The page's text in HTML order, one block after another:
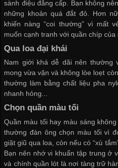
sành điệu đẳng cấp. Bạn không
những khoản quá đắt đỏ. Hơn
khiến nàng “coi thường” vì mất
muốn cạnh tranh với quần chíp của
Qua loa đại khái
Nam giới khá dễ dãi nên
mong vừa vặn và không lòe loẹt
thường làm bằng chất liệu pha
nhanh hỏng...
Chọn quần màu tối
Quần màu tối hay màu sáng
thường đàn ông chọn màu tối vì
giặt giũ qua loa, còn nếu có “xù
Bạn nên nhớ vi khuẩn tập trung ở
và chính quần lót là nơi tàng trữ